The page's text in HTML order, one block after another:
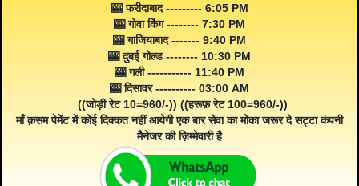
🎰 फरीदाबाद --------- 6:05 PM
🎰 गोवा किंग -------- 7:30 PM
🎰 गाजियाबाद ------- 9:40 PM
🎰 दुबई गोल्ड -------- 10:30 PM
🎰 गली ----------- 11:40 PM
🎰 दिसावर ---------- 03:00 AM
((जोड़ी रेट 10=960/-)) ((हरूफ़ रेट 100=960/-))
माँ क़सम पेमेंट में कोई दिक्कत नहीं आयेगी एक बार सेवा का मोका जरूर दे सट्टा कंपनी
मैनेजर की ज़िम्मेवारी है